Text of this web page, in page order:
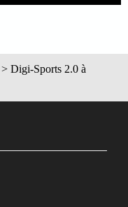
> Digi-Sports 2.0 à